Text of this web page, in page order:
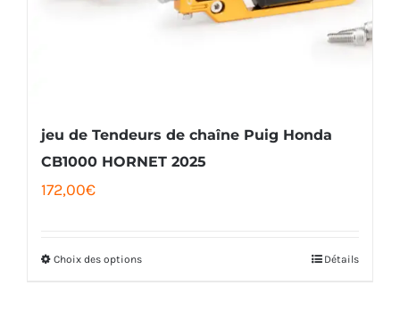
jeu de Tendeurs de chaîne Puig Honda
CB1000 HORNET 2025
172,00€
Choix des optionsCe
Détails